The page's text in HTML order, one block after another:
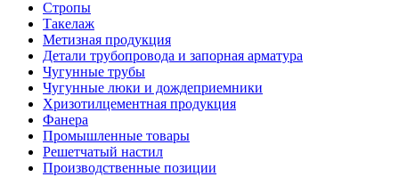
Стропы
Такелаж
Метизная продукция
Детали трубопровода и запорная арматура
Чугунные трубы
Чугунные люки и дождеприемники
Хризотилцементная продукция
Фанера
Промышленные товары
Решетчатый настил
Производственные позиции